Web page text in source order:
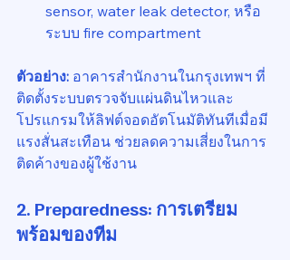
sensor, water leak detector, หรือ
ระบบ fire compartment
ตัวอย่าง: อาคารสำนักงานในกรุงเทพฯ ที่
ติดตั้งระบบตรวจจับแผ่นดินไหวและ
โปรแกรมให้ลิฟต์จอดอัตโนมัติทันทีเมื่อมี
แรงสั่นสะเทือน ช่วยลดความเสี่ยงในการ
ติดค้างของผู้ใช้งาน
2. Preparedness: การเตรียม
พร้อมของทีม